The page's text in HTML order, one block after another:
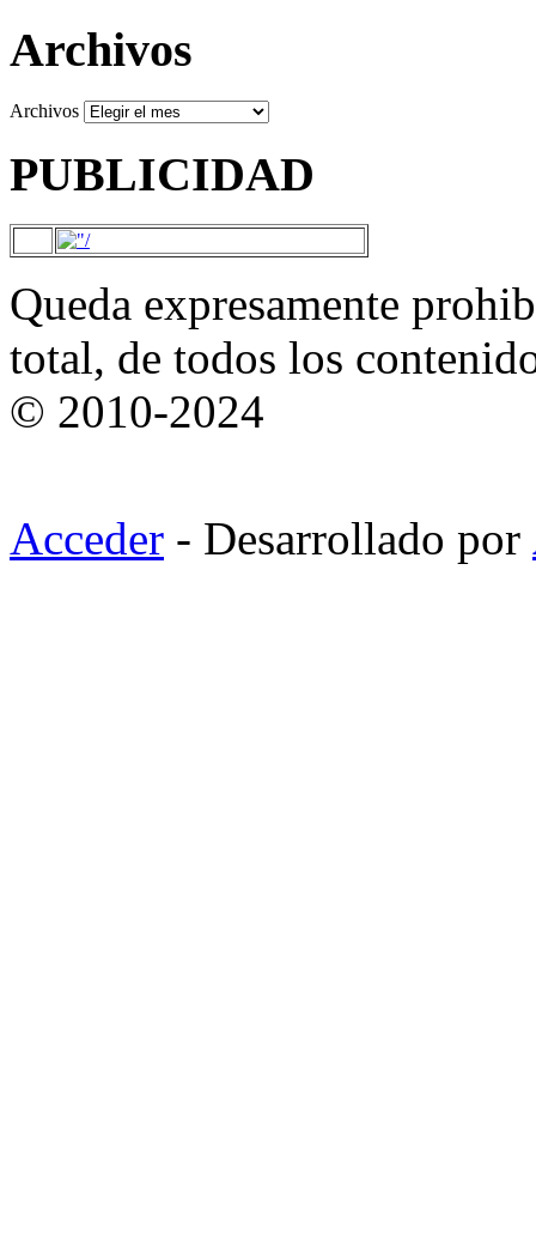
Archivos
Archivos
PUBLICIDAD
Queda expresamente
total, de todos los
© 2010-2024
Acceder - Desarrollado por